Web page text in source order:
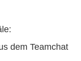
aus dem